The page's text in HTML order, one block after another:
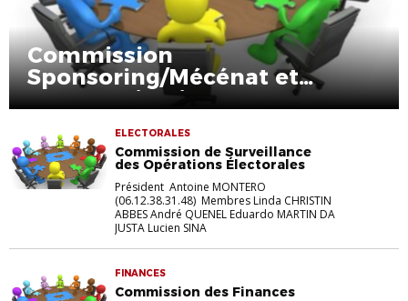
Commission
Sponsoring/Mécénat et
Communication
ELECTORALES
Commission de Surveillance
des Opérations Électorales
Président Antoine MONTERO
(06.12.38.31.48) Membres Linda CHRISTIN
ABBES André QUENEL Eduardo MARTIN DA
JUSTA Lucien SINA
FINANCES
Commission des Finances